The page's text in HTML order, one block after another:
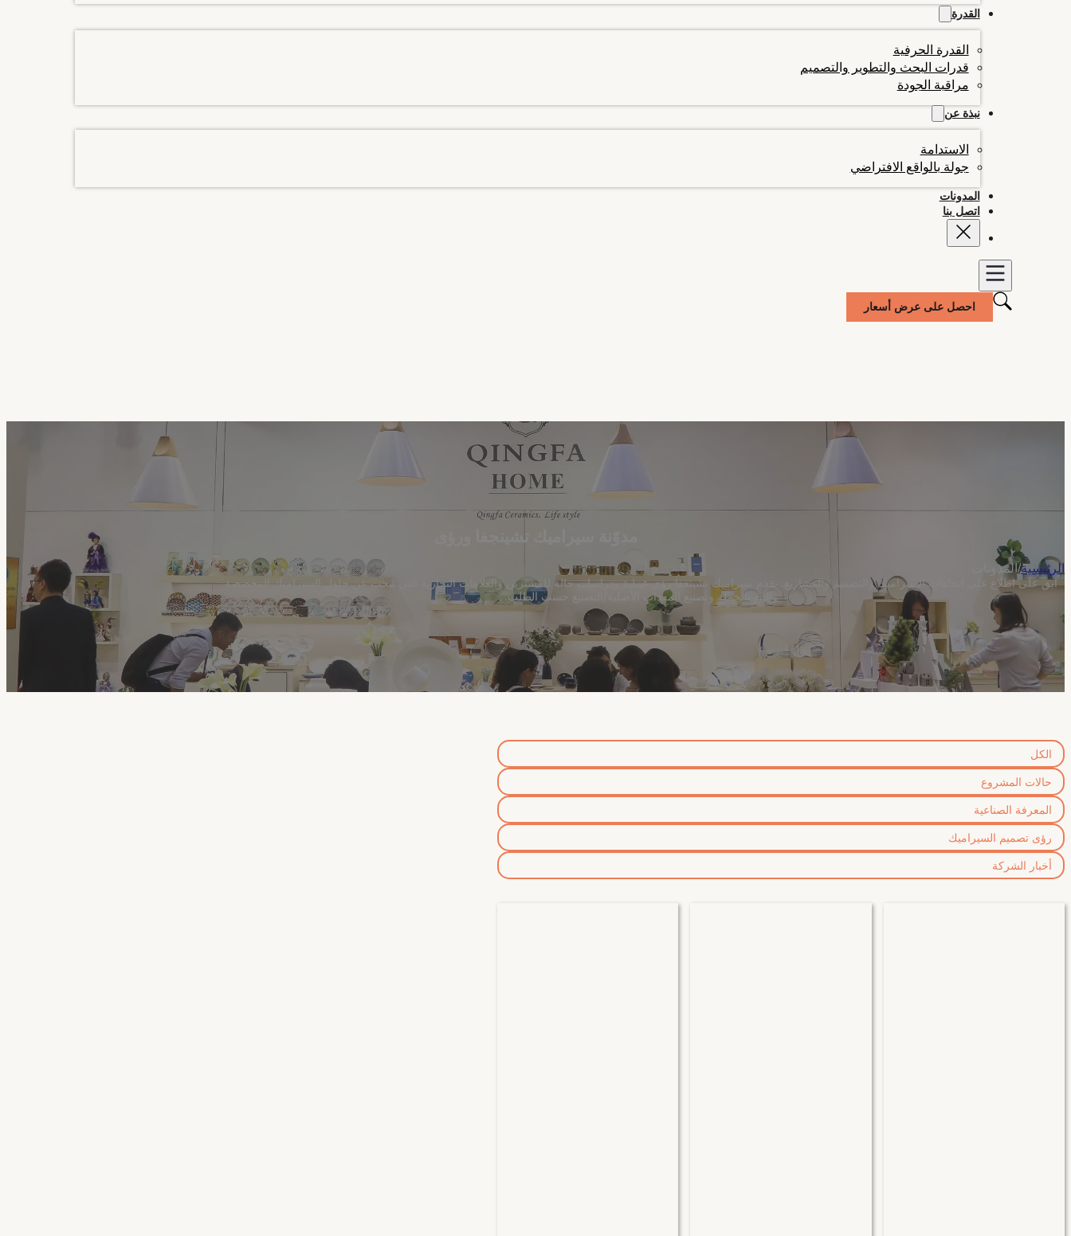
القدرة
القدرة الحرفية
قدرات البحث والتطوير والتصميم
مراقبة الجودة
نبذة عن
الاستدامة
جولة بالواقع الافتراضي
المدونات
اتصل بنا
احصل على عرض أسعار
مدوّنة سيراميك تشينجفا ورؤى
الرئيسية/المدونات
ابق على اطلاع على اتجاهات السيراميك والتصميم والمشاريع. يقدم سيراميك تشينغفا رؤى عملية ودراسات حالة للمشترين والعلامات التجارية التي تبحث عن حلول السيراميك المخصصة
والبيع بالجملة وتصنيع المعدات الأصلية/التصنيع حسب الطلب.
الكل
حالات المشروع
المعرفة الصناعية
رؤى تصميم السيراميك
أخبار الشركة